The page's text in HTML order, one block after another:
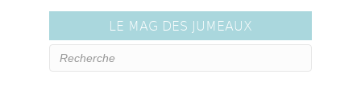
LE MAG DES JUMEAUX